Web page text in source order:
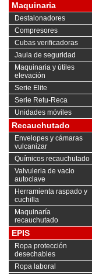
Maquinaria
Destalonadores
Compresores
Cubas verificadoras
Jaula de seguridad
Maquinaria y útiles
elevación
Serie Elite
Serie Retu-Reca
Unidades móviles
Recauchutado
Envelopes y cámaras
vulcanizar
Químicos recauchutado
Valvuleria de vacio
autoclave
Herramienta raspado y
cuchilla
Maquinaría
recauchutado
EPIS
Ropa protección
desechables
Ropa laboral